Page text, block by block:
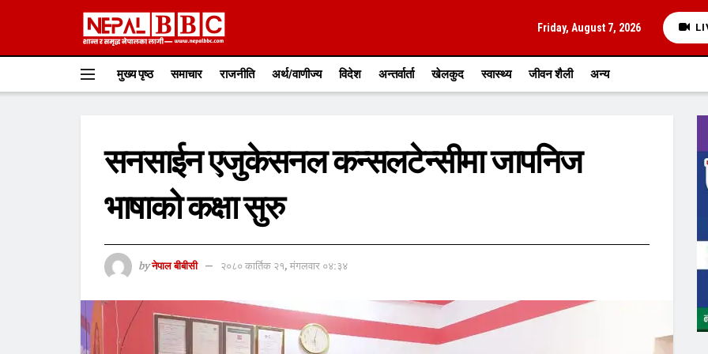
Friday, August 7, 2026
मुख्य पृष्ठ समाचार राजनीति अर्थ/वाणीज्य विदेश अन्तर्वार्ता खेलकुद स्वास्थ्य जीवन शैली अन्य
सनसाईन एजुकेसनल कन्सलटेन्सीमा जापनिज
भाषाको कक्षा सुरु
by नेपाल बीबीसी २०८० कार्तिक २१, मंगलवार ०४:३४